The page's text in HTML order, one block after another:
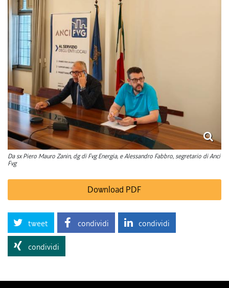
Da sx Piero Mauro Zanin, dg di Fvg Energia, e Alessandro Fabbro, segretario di Anci
Fvg
Download PDF
tweet condividi condividi
condividi